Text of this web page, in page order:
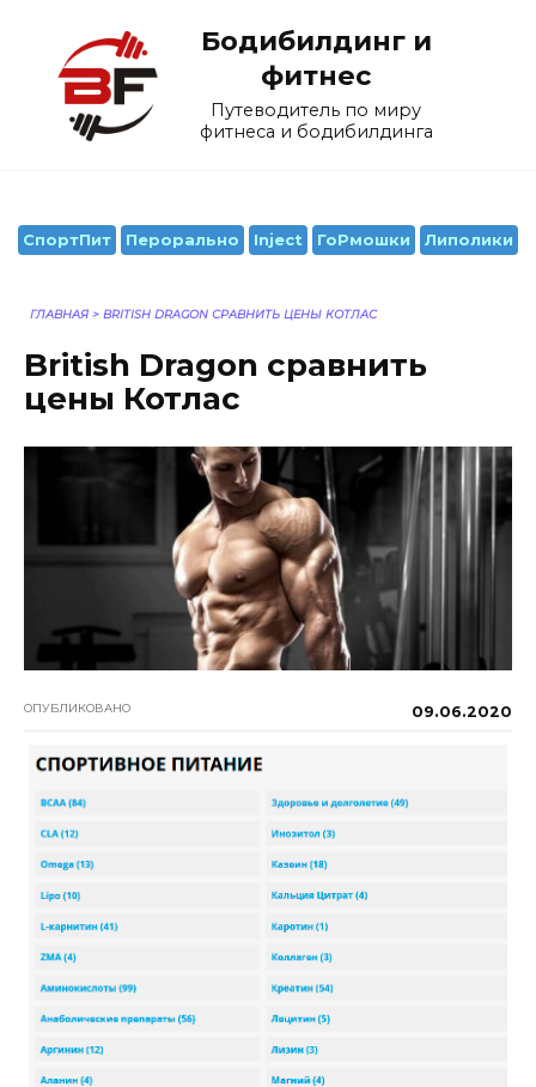
содержанию
Бодибилдинг и
фитнес
Путеводитель по миру
фитнеса и бодибилдинга
СпортПит Перорально Inject ГоРмошки Липолики
ГЛАВНАЯ > BRITISH DRAGON СРАВНИТЬ ЦЕНЫ КОТЛАС
British Dragon сравнить
цены Котлас
ОПУБЛИКОВАНО 09.06.2020